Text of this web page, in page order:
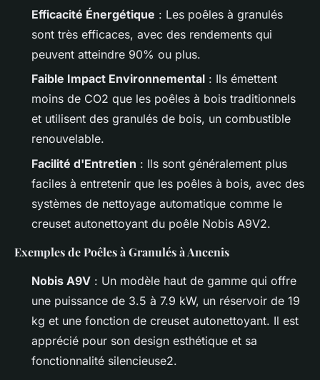
Efficacité Énergétique : Les poêles à granulés
sont très efficaces, avec des rendements qui
peuvent atteindre 90% ou plus.
Faible Impact Environnemental : Ils émettent
moins de CO2 que les poêles à bois traditionnels
et utilisent des granulés de bois, un combustible
renouvelable.
Facilité d'Entretien : Ils sont généralement plus
faciles à entretenir que les poêles à bois, avec des
systèmes de nettoyage automatique comme le
creuset autonettoyant du poêle Nobis A9V2.
Exemples de Poêles à Granulés à Ancenis
Nobis A9V : Un modèle haut de gamme qui offre
une puissance de 3.5 à 7.9 kW, un réservoir de 19
kg et une fonction de creuset autonettoyant. Il est
apprécié pour son design esthétique et sa
fonctionnalité silencieuse2.